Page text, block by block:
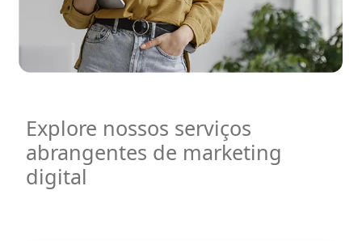
Explore nossos serviços
abrangentes de marketing
digital